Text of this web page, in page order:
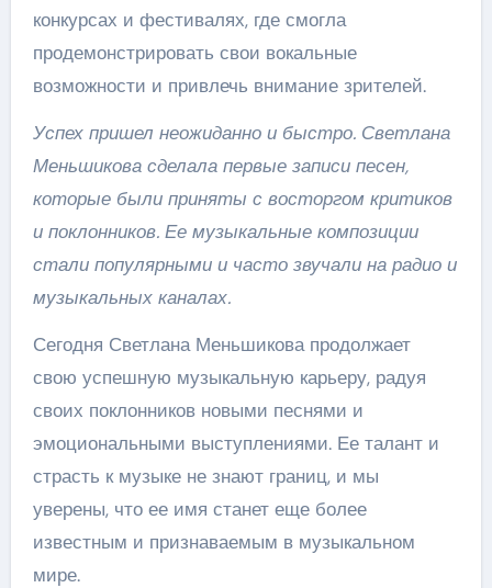
конкурсах и фестивалях, где смогла
продемонстрировать свои вокальные
возможности и привлечь внимание зрителей.
Успех пришел неожиданно и быстро. Светлана
Меньшикова сделала первые записи песен,
которые были приняты с восторгом критиков
и поклонников. Ее музыкальные композиции
стали популярными и часто звучали на радио и
музыкальных каналах.
Сегодня Светлана Меньшикова продолжает
свою успешную музыкальную карьеру, радуя
своих поклонников новыми песнями и
эмоциональными выступлениями. Ее талант и
страсть к музыке не знают границ, и мы
уверены, что ее имя станет еще более
известным и признаваемым в музыкальном
мире.